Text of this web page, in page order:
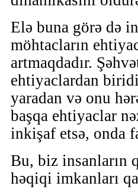
Elə buna görə də
möhtacların
artmaqdadır.
ehtiyaclardan
yaradan və onu
başqa ehtiyaclar
inkişaf etsə, onda
Bu, biz insanların
həqiqi imkanları